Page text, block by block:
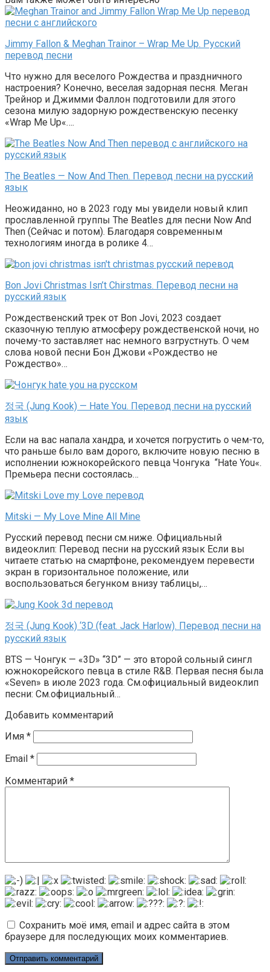
Jimmy Fallon & Meghan Trainor – Wrap Me Up. Русский
перевод песни
Что нужно для веселого Рождества и праздничного
настроения? Конечно, веселая задорная песня. Меган
Трейнор и Джимми Фаллон подготовили для этого
сезона милую задорную рождественскую песенку
«Wrap Me Up«….
The Beatles — Now And Then. Перевод песни на русский
язык
Неожиданно, но в 2023 году мы увидели новый клип
прославленной группы The Beatles для песни Now And
Then (Сейчас и потом). Благодаря современным
технологиям иногда в ролике 4…
Bon Jovi Christmas Isn’t Chirstmas. Перевод песни на
русский язык
Рождественский трек от Bon Jovi, 2023 создает
сказочную теплую атмосферу рождественской ночи, но
почему-то заставляет нас немного взгрустнуть. О чем
слова новой песни Бон Джови «Рождество не
Рождество»…
정국 (Jung Kook) — Hate You. Перевод песни на русский
язык
Если на вас напала хандра, и хочется погрустить о чем-то,
что раньше было вам дорого, включите новую песню в
исполнении южнокорейского певца Чонгука “Hate You«.
Премьера песни состоялась…
Mitski — My Love Mine All Mine
Русский перевод песни см.ниже. Официальный
видеоклип: Перевод песни на русский язык Если вы
читаете статью на смартфоне, рекомендуем перевести
экран в горизонтальное положение, или
воспользоваться бегунком внизу таблицы,…
정국 (Jung Kook) ‘3D (feat. Jack Harlow). Перевод песни на
русский язык
BTS — Чонгук — «3D» “3D” — это второй сольный сингл
южнокорейского певца в стиле R&B. Первая песня была
«Seven» в июле 2023 года. См.официальный видеоклип
песни: См.официальный…
Добавить комментарий
Имя *
Email *
Комментарий *
Сохранить моё имя, email и адрес сайта в этом
браузере для последующих моих комментариев.